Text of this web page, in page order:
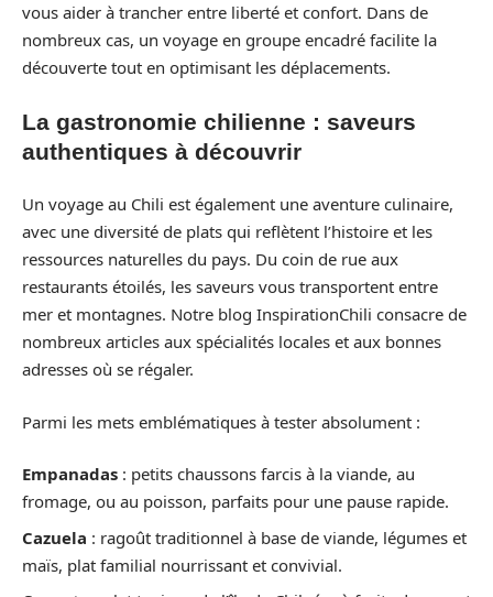
vous aider à trancher entre liberté et confort. Dans de
nombreux cas, un voyage en groupe encadré facilite la
découverte tout en optimisant les déplacements.
La gastronomie chilienne : saveurs
authentiques à découvrir
Un voyage au Chili est également une aventure culinaire,
avec une diversité de plats qui reflètent l’histoire et les
ressources naturelles du pays. Du coin de rue aux
restaurants étoilés, les saveurs vous transportent entre
mer et montagnes. Notre blog InspirationChili consacre de
nombreux articles aux spécialités locales et aux bonnes
adresses où se régaler.
Parmi les mets emblématiques à tester absolument :
Empanadas : petits chaussons farcis à la viande, au
fromage, ou au poisson, parfaits pour une pause rapide.
Cazuela : ragoût traditionnel à base de viande, légumes et
maïs, plat familial nourrissant et convivial.